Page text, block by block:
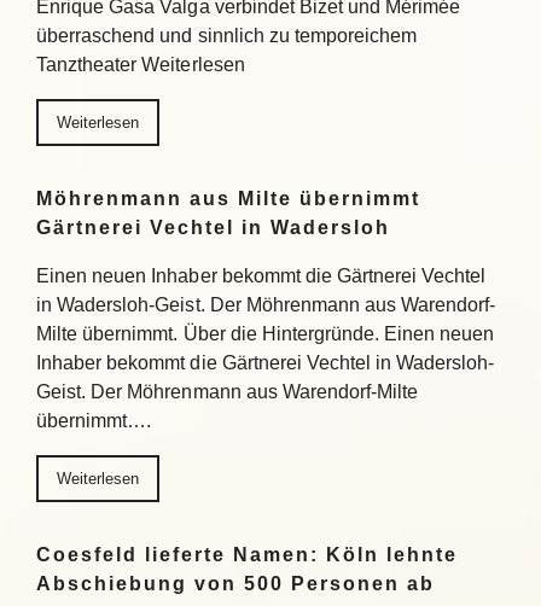
Enrique Gasa Valga verbindet Bizet und Mérimée
überraschend und sinnlich zu temporeichem
Tanztheater Weiterlesen
Weiterlesen
Möhrenmann aus Milte übernimmt
Gärtnerei Vechtel in Wadersloh
Einen neuen Inhaber bekommt die Gärtnerei Vechtel
in Wadersloh-Geist. Der Möhrenmann aus Warendorf-
Milte übernimmt. Über die Hintergründe. Einen neuen
Inhaber bekommt die Gärtnerei Vechtel in Wadersloh-
Geist. Der Möhrenmann aus Warendorf-Milte
übernimmt….
Weiterlesen
Coesfeld lieferte Namen: Köln lehnte
Abschiebung von 500 Personen ab